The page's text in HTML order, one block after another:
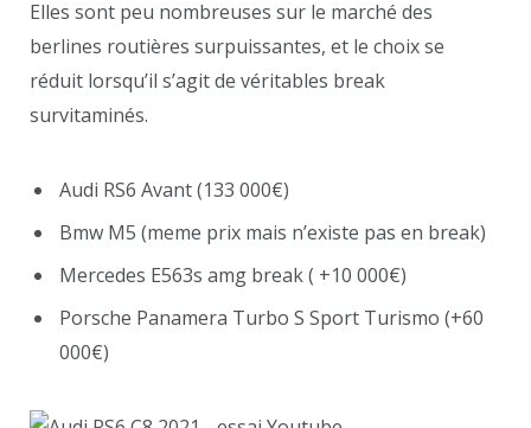
Elles sont peu nombreuses sur le marché des
berlines routières surpuissantes, et le choix se
réduit lorsqu’il s’agit de véritables break
survitaminés.
Audi RS6 Avant (133 000€)
Bmw M5 (meme prix mais n’existe pas en break)
Mercedes E563s amg break ( +10 000€)
Porsche Panamera Turbo S Sport Turismo (+60
000€)